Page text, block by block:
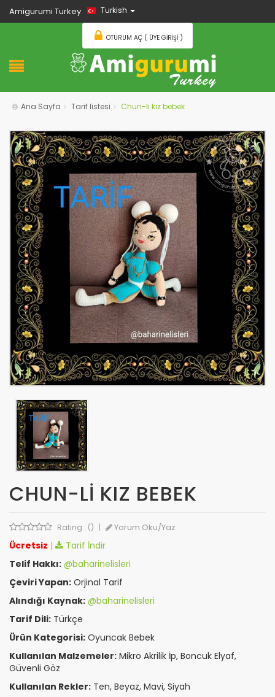
Amigurumi Turkey Turkish
OTURUM AÇ ( ÜYE GIRIŞI )
Ana Sayfa Tarif listesi Chun-li kız bebek
CHUN-LI KIZ BEBEK
Rating : () | Yorum Oku/Yaz
Ücretsiz |
Tarif İndir
Telif Hakkı: @baharinelisleri
Çeviri Yapan: Orjinal Tarif
Alındığı Kaynak: @baharinelisleri
Tarif Dili: Türkçe
Ürün Kategorisi: Oyuncak Bebek
Kullanılan Malzemeler: Mikro Akrilik İp, Boncuk Elyaf,
Güvenli Göz
Kullanılan Rekler: Ten, Beyaz, Mavi, Siyah